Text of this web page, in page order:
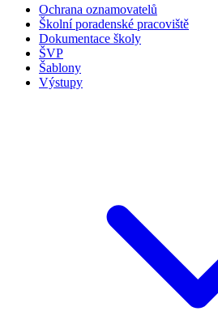
Ochrana oznamovatelů
Školní poradenské pracoviště
Dokumentace školy
ŠVP
Šablony
Výstupy